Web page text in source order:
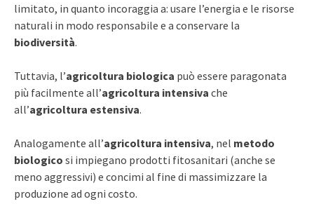
limitato, in quanto incoraggia a: usare l’energia e le risorse
naturali in modo responsabile e a conservare la
biodiversità.
Tuttavia, l’agricoltura biologica può essere paragonata
più facilmente all’agricoltura intensiva che
all’agricoltura estensiva.
Analogamente all’agricoltura intensiva, nel metodo
biologico si impiegano prodotti fitosanitari (anche se
meno aggressivi) e concimi al fine di massimizzare la
produzione ad ogni costo.